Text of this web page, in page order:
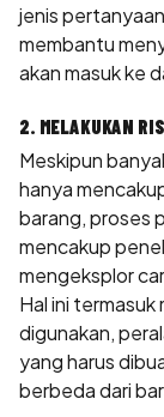
jenis
membantu
akan masuk ke
2. MELAKUKAN
Meskipun
hanya
barang, proses
mencakup
mengeksplor
Hal ini
digunakan,
yang harus
berbeda dari